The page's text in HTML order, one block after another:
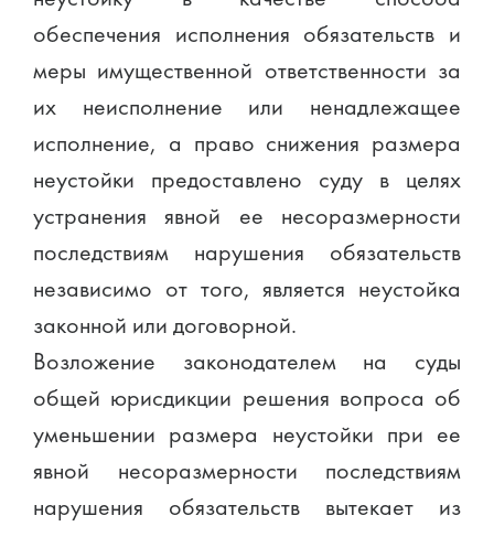
обеспечения исполнения обязательств и
меры имущественной ответственности за
их неисполнение или ненадлежащее
исполнение, а право снижения размера
неустойки предоставлено суду в целях
устранения явной ее несоразмерности
последствиям нарушения обязательств
независимо от того, является неустойка
законной или договорной.
Возложение законодателем на суды
общей юрисдикции решения вопроса об
уменьшении размера неустойки при ее
явной несоразмерности последствиям
нарушения обязательств вытекает из